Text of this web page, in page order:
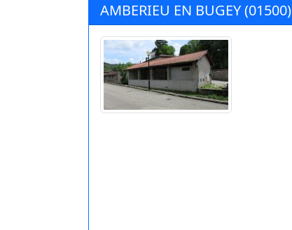
AMBERIEU EN BUGEY (01500)